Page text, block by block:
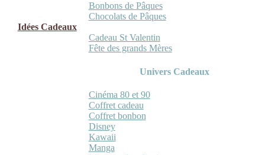
Bonbons de Pâques
Chocolats de Pâques
Idées Cadeaux
Cadeau St Valentin
Fête des grands Mères
Univers Cadeaux
Cinéma 80 et 90
Coffret cadeau
Coffret bonbon
Disney
Kawaii
Manga